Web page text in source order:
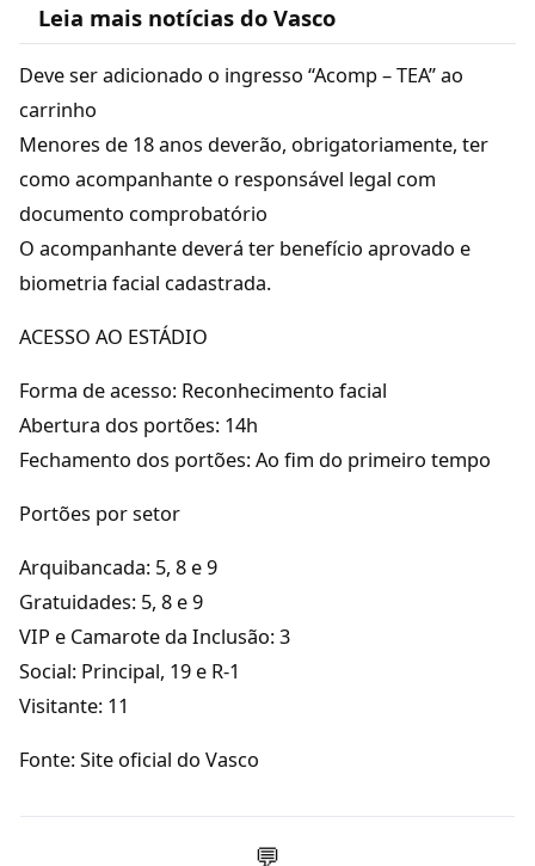
Leia mais notícias do Vasco
Deve ser adicionado o ingresso “Acomp – TEA” ao
carrinho
Menores de 18 anos deverão, obrigatoriamente, ter
como acompanhante o responsável legal com
documento comprobatório
O acompanhante deverá ter benefício aprovado e
biometria facial cadastrada.
ACESSO AO ESTÁDIO
Forma de acesso: Reconhecimento facial
Abertura dos portões: 14h
Fechamento dos portões: Ao fim do primeiro tempo
Portões por setor
Arquibancada: 5, 8 e 9
Gratuidades: 5, 8 e 9
VIP e Camarote da Inclusão: 3
Social: Principal, 19 e R-1
Visitante: 11
Fonte: Site oficial do Vasco
💬